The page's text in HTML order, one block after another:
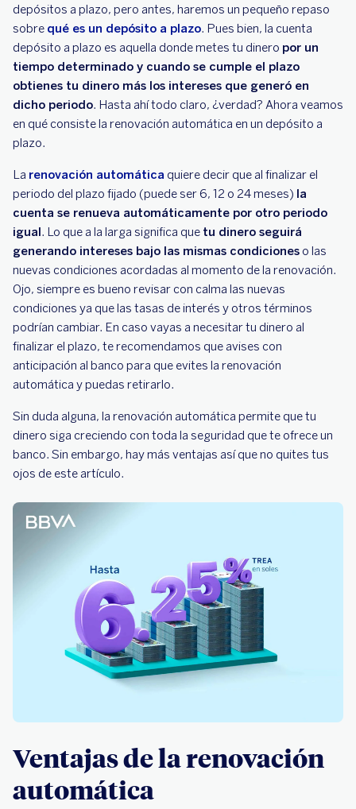
depósitos a plazo, pero antes, haremos un pequeño repaso
sobre qué es un depósito a plazo. Pues bien, la cuenta
depósito a plazo es aquella donde metes tu dinero por un
tiempo determinado y cuando se cumple el plazo
obtienes tu dinero más los intereses que generó en
dicho periodo. Hasta ahí todo claro, ¿verdad? Ahora veamos
en qué consiste la renovación automática en un depósito a
plazo.
La renovación automática quiere decir que al finalizar el
periodo del plazo fijado (puede ser 6, 12 o 24 meses) la
cuenta se renueva automáticamente por otro periodo
igual. Lo que a la larga significa que tu dinero seguirá
generando intereses bajo las mismas condiciones o las
nuevas condiciones acordadas al momento de la renovación.
Ojo, siempre es bueno revisar con calma las nuevas
condiciones ya que las tasas de interés y otros términos
podrían cambiar. En caso vayas a necesitar tu dinero al
finalizar el plazo, te recomendamos que avises con
anticipación al banco para que evites la renovación
automática y puedas retirarlo.
Sin duda alguna, la renovación automática permite que tu
dinero siga creciendo con toda la seguridad que te ofrece un
banco. Sin embargo, hay más ventajas así que no quites tus
ojos de este artículo.
Ventajas de la renovación
automática